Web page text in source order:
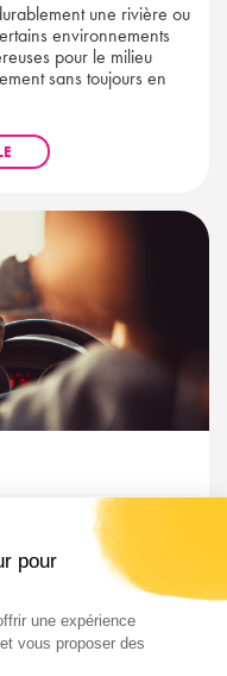
une rivière ou
environnements
pour le milieu
sans toujours en
garantie. Découvrez les
active, même sur